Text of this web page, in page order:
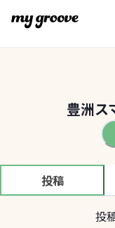
豊洲ス
投稿
投